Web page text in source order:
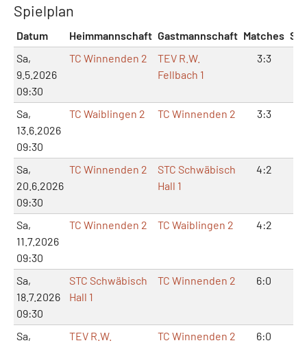
Spielplan
Datum Heimmannschaft Gastmannschaft Matches
Sa,
9.5.2026
09:30
TC Winnenden 2
TEV R.W.
Fellbach 1
3:3
Sa,
13.6.2026
09:30
TC Waiblingen 2 TC Winnenden 2 3:3
Sa,
20.6.2026
09:30
TC Winnenden 2
STC Schwäbisch
Hall 1
4:2
Sa,
11.7.2026
09:30
TC Winnenden 2 TC Waiblingen 2 4:2
Sa,
18.7.2026
09:30
STC Schwäbisch
Hall 1
TC Winnenden 2 6:0
Sa,
TEV R.W.
TC Winnenden 2 6:0